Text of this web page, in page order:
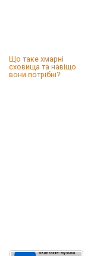
Що таке хмарні
сховища та навіщо
вони потрібні?